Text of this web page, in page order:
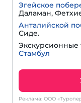
Эгейское
Даламан,
Анталийской
Сиде.
Экскурсионные
Стамбул
Реклама: ООО